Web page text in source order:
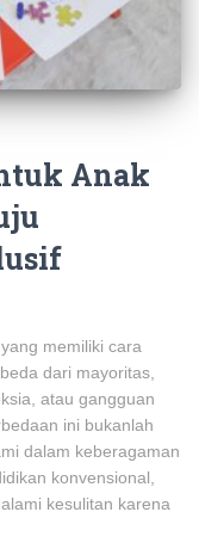
Anak
memiliki cara
dari mayoritas,
atau gangguan
ini bukanlah
dalam keberagaman
konvensional,
kesulitan karena